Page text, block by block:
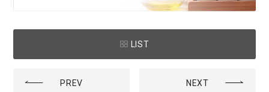
PREV
LIST
NEXT